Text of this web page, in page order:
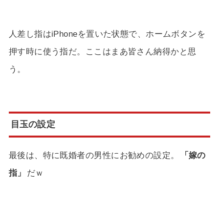
人差し指はiPhoneを置いた状態で、ホームボタンを
押す時に使う指だ。ここはまあ皆さん納得かと思
う。
目玉の設定
最後は、特に既婚者の男性にお勧めの設定。
「嫁の
指」
だｗ